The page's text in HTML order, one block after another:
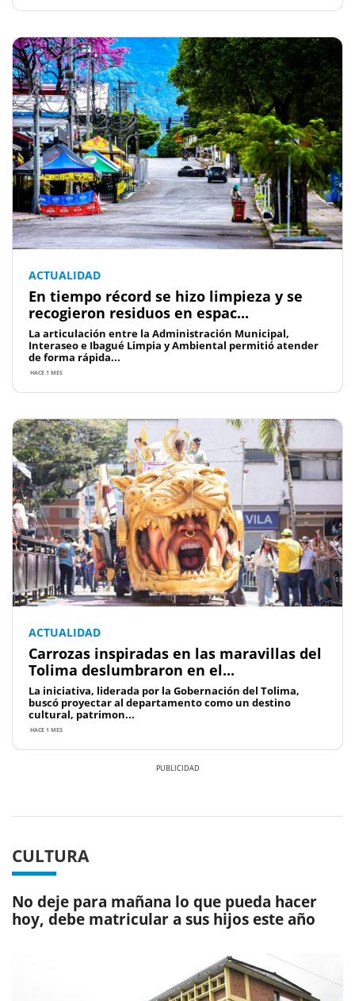
ACTUALIDAD
En tiempo récord se hizo limpieza y se
recogieron residuos en espac...
La articulación entre la Administración Municipal,
Interaseo e Ibagué Limpia y Ambiental permitió atender
de forma rápida...
HACE 1 MES
ACTUALIDAD
Carrozas inspiradas en las maravillas del
Tolima deslumbraron en el...
La iniciativa, liderada por la Gobernación del Tolima,
buscó proyectar al departamento como un destino
cultural, patrimon...
HACE 1 MES
CULTURA
No deje para mañana lo que pueda hacer
hoy, debe matricular a sus hijos este año